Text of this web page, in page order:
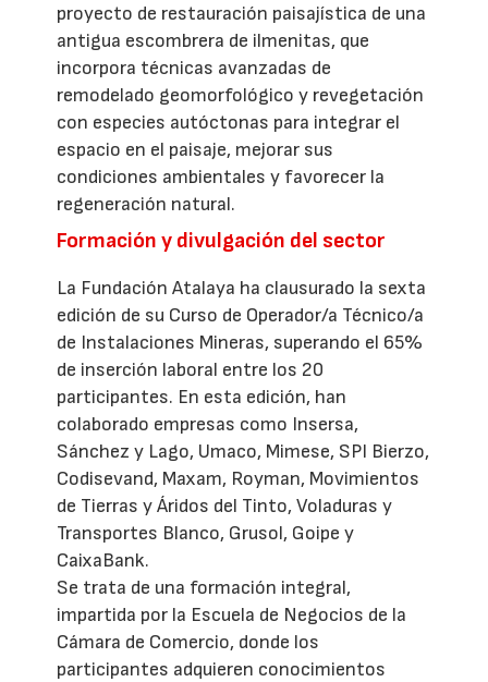
proyecto de restauración paisajística de una
antigua escombrera de ilmenitas, que
incorpora técnicas avanzadas de
remodelado geomorfológico y revegetación
con especies autóctonas para integrar el
espacio en el paisaje, mejorar sus
condiciones ambientales y favorecer la
regeneración natural.
Formación y divulgación del sector
La Fundación Atalaya ha clausurado la sexta
edición de su Curso de Operador/a Técnico/a
de Instalaciones Mineras, superando el 65%
de inserción laboral entre los 20
participantes. En esta edición, han
colaborado empresas como Insersa,
Sánchez y Lago, Umaco, Mimese, SPI Bierzo,
Codisevand, Maxam, Royman, Movimientos
de Tierras y Áridos del Tinto, Voladuras y
Transportes Blanco, Grusol, Goipe y
CaixaBank.
Se trata de una formación integral,
impartida por la Escuela de Negocios de la
Cámara de Comercio, donde los
participantes adquieren conocimientos